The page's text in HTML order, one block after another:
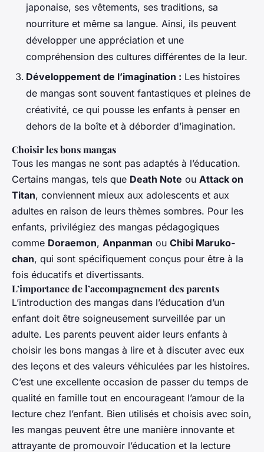
japonaise, ses vêtements, ses traditions, sa
nourriture et même sa langue. Ainsi, ils peuvent
développer une appréciation et une
compréhension des cultures différentes de la leur.
Développement de l’imagination : Les histoires
de mangas sont souvent fantastiques et pleines de
créativité, ce qui pousse les enfants à penser en
dehors de la boîte et à déborder d’imagination.
Choisir les bons mangas
Tous les mangas ne sont pas adaptés à l’éducation.
Certains mangas, tels que Death Note ou Attack on
Titan, conviennent mieux aux adolescents et aux
adultes en raison de leurs thèmes sombres. Pour les
enfants, privilégiez des mangas pédagogiques
comme Doraemon, Anpanman ou Chibi Maruko-
chan, qui sont spécifiquement conçus pour être à la
fois éducatifs et divertissants.
L’importance de l’accompagnement des parents
L’introduction des mangas dans l’éducation d’un
enfant doit être soigneusement surveillée par un
adulte. Les parents peuvent aider leurs enfants à
choisir les bons mangas à lire et à discuter avec eux
des leçons et des valeurs véhiculées par les histoires.
C’est une excellente occasion de passer du temps de
qualité en famille tout en encourageant l’amour de la
lecture chez l’enfant. Bien utilisés et choisis avec soin,
les mangas peuvent être une manière innovante et
attrayante de promouvoir l’éducation et la lecture